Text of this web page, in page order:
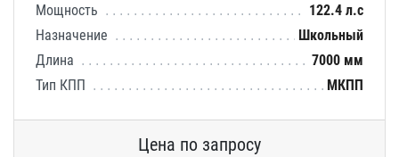
Мощность
122.4 л.с
Назначение
Школьный
Длина
7000 мм
Тип КПП
МКПП
Цена по запросу